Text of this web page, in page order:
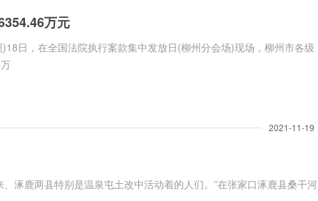
万元
日，在全国法院执行案款集中发放日(柳州分会场)现场，柳州市各级
鹿两县特别是温泉屯土改中活动着的人们。”在张家口涿鹿县桑干河
2021-11-19